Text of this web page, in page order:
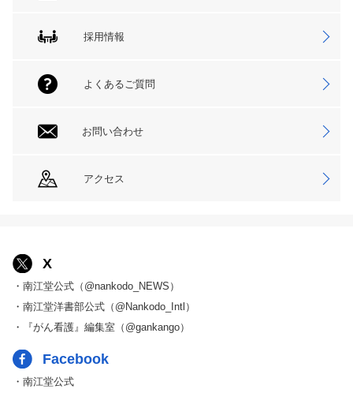
採用情報
よくあるご質問
お問い合わせ
アクセス
X
・南江堂公式（@nankodo_NEWS）
・南江堂洋書部公式（@Nankodo_Intl）
・『がん看護』編集室（@gankango）
Facebook
・南江堂公式